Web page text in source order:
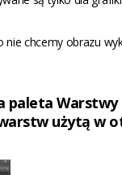
nie chcemy obrazu
paleta Warstwy
użytą w